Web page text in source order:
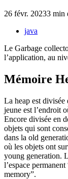
26 févr. 20233 min
java
Le Garbage
l’application, au
Mémoire
La heap est divisée
jeune est l’endroit
Encore divisée en
objets qui sont
dans la old
où les objets ont
young generation.
l’espace
memory”.